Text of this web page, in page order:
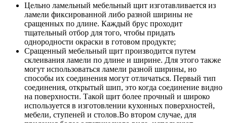
Цельно ламельный мебельный щит изготавливается из
ламели фиксированной либо разной ширины не
сращенных по длине. Каждый брус проходит
тщательный отбор для того, чтобы придать
однородности окраски в готовом продукте;
Сращенный мебельный щит производится путем
склеивания ламели по длине и ширине. Для этого также
могут использоваться ламели разной ширины, но
способы их соединения могут отличаться. Первый тип
соединения, открытый шип, это когда соединение видно
на поверхности. Такой щит более прочный и широко
используется в изготовлении кухонных поверхностей,
мебели, ступеней и столов.Во втором случае, для